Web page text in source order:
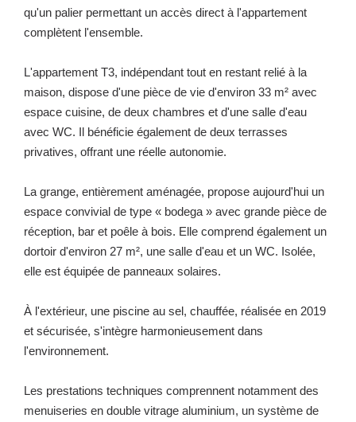
qu'un palier permettant un accès direct à l'appartement
complètent l'ensemble.
L'appartement T3, indépendant tout en restant relié à la
maison, dispose d'une pièce de vie d'environ 33 m² avec
espace cuisine, de deux chambres et d'une salle d'eau
avec WC. Il bénéficie également de deux terrasses
privatives, offrant une réelle autonomie.
La grange, entièrement aménagée, propose aujourd'hui un
espace convivial de type « bodega » avec grande pièce de
réception, bar et poêle à bois. Elle comprend également un
dortoir d'environ 27 m², une salle d'eau et un WC. Isolée,
elle est équipée de panneaux solaires.
À l'extérieur, une piscine au sel, chauffée, réalisée en 2019
et sécurisée, s'intègre harmonieusement dans
l'environnement.
Les prestations techniques comprennent notamment des
menuiseries en double vitrage aluminium, un système de